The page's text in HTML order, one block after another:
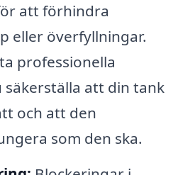
att förhindra
eller överfyllningar.
professionella
att din tank
och att den
som den ska.